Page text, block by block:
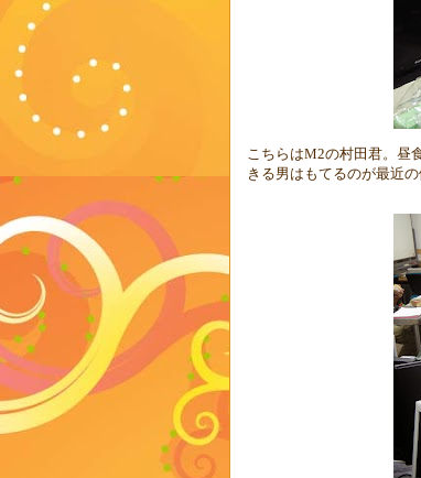
こちらはM2の村田君。昼
きる男はもてるのが最近の